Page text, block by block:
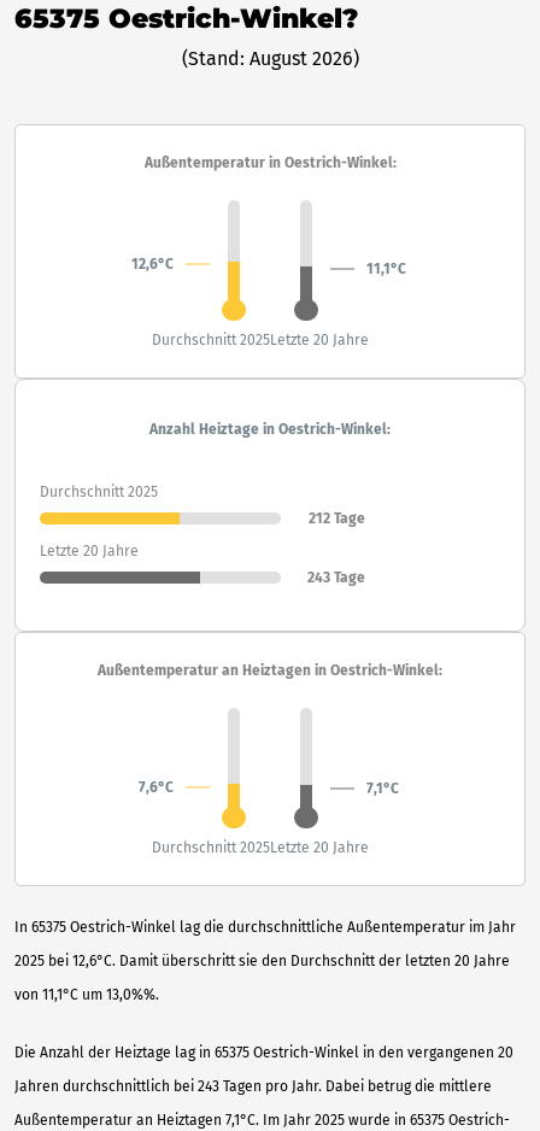
65375 Oestrich-Winkel?
(Stand: August 2026)
In 65375 Oestrich-Winkel lag die durchschnittliche Außentemperatur im Jahr
2025 bei 12,6°C. Damit überschritt sie den Durchschnitt der letzten 20 Jahre
von 11,1°C um 13,0%%.
Die Anzahl der Heiztage lag in 65375 Oestrich-Winkel in den vergangenen 20
Jahren durchschnittlich bei 243 Tagen pro Jahr. Dabei betrug die mittlere
Außentemperatur an Heiztagen 7,1°C. Im Jahr 2025 wurde in 65375 Oestrich-
Außentemperatur in Oestrich-Winkel:
12,6°C 11,1°C
Durchschnitt 2025Letzte 20 Jahre
Anzahl Heiztage in Oestrich-Winkel:
Durchschnitt 2025
212 Tage
Letzte 20 Jahre
243 Tage
Außentemperatur an Heiztagen in Oestrich-Winkel:
7,6°C 7,1°C
Durchschnitt 2025Letzte 20 Jahre